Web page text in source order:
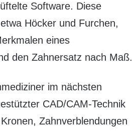
Software. Diese
Höcker und Furchen,
eines
den Zahnersatz nach Maß.
im nächsten
CAD/CAM-Technik
Zahnverblendungen